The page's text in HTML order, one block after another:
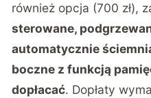
również opcja (700 zł),
sterowane,
automatycznie
boczne z funkcją
dopłacać. Dopłaty